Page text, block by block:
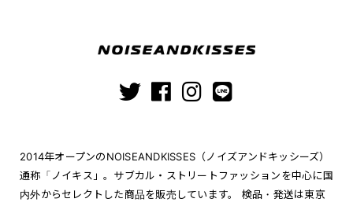
2014年オープンのNOISEANDKISSES（ノイズアンドキッシーズ）
通称「ノイキス」。サブカル・ストリートファッションを中心に国
内外からセレクトした商品を販売しています。 検品・発送は東京